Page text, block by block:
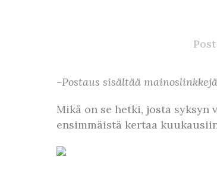
-Postaus sisältää
Mikä on se hetki, josta syksyn
ensimmäistä kertaa